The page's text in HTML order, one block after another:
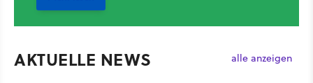
AKTUELLE NEWS alle anzeigen